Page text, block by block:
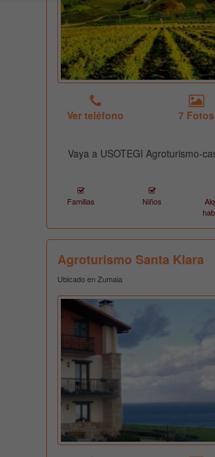
Ver teléfono 7 Fotos
Vaya a USOTEGI Agroturismo-
Familias Niños
Agroturismo Santa Klara
Ubicado en Zumaia